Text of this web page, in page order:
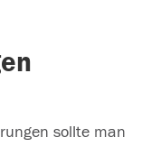
sollte man